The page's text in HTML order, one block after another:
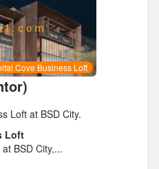
Cove Business Loft
Loft at BSD City.
Loft
BSD City,...